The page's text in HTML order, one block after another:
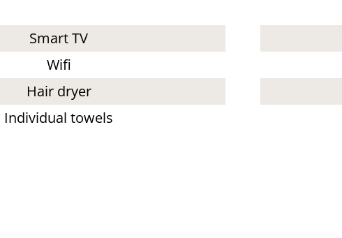
Smart TV
Wifi
Hair dryer
Individual towels